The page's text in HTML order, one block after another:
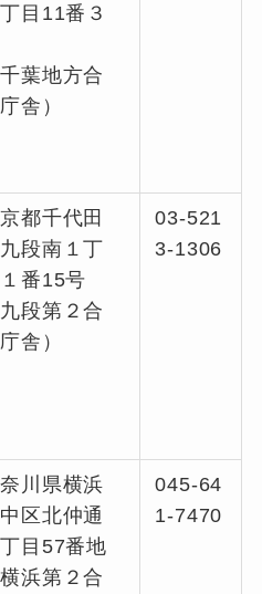
目11番３
千葉地方合
舎）
都千代田
段南１丁
番15号
九段第２合
舎）
03-521
3-1306
川県横浜
区北仲通
目57番地
横浜第２合
045-64
1-7470